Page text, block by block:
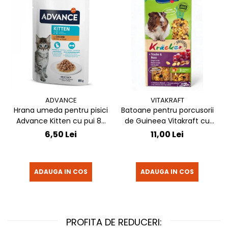
ADVANCE
Hrana umeda pentru pisici
Advance Kitten cu pui 85
gr
6,50 Lei
ADAUGA IN COS
VITAKRAFT
Batoane pentru porcusorii
de Guineea Vitakraft cu
struguri & nuci 2 buc
11,00 Lei
ADAUGA IN COS
PROFITA DE REDUCERI: